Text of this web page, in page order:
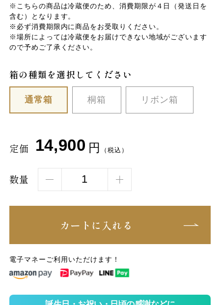
※こちらの商品は冷蔵便のため、消費期限が４日（発送日を
含む）となります。
※必ず消費期限内に商品をお受取りください。
※場所によっては冷蔵便をお届けできない地域がございます
ので予めご了承ください。
箱の種類を選択してください
通常箱 桐箱 リボン箱
定価 14,900 円 （税込）
数量
カートに入れる
電子マネーご利用いただけます！